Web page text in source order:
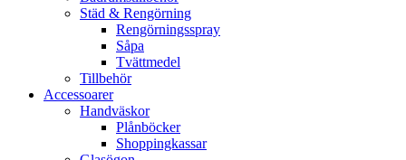
Städ & Rengörning
Rengörningsspray
Såpa
Tvättmedel
Tillbehör
Accessoarer
Handväskor
Plånböcker
Shoppingkassar